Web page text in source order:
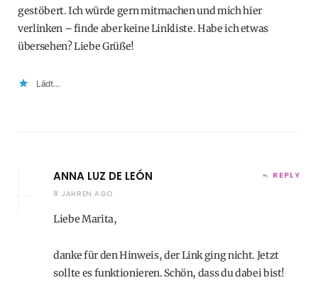
gestöbert. Ich würde gern mitmachen und mich hier
verlinken – finde aber keine Linkliste. Habe ich etwas
übersehen? Liebe Grüße!
Lädt…
ANNA LUZ DE LEÓN
8 JAHREN AGO
REPLY
Liebe Marita,
danke für den Hinweis, der Link ging nicht. Jetzt
sollte es funktionieren. Schön, dass du dabei bist!